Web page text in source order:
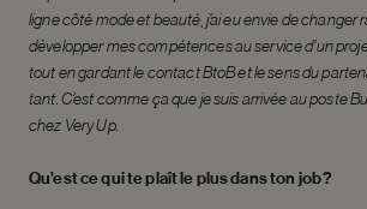
ligne côté mode et beauté, j’ai eu envie de changer
développer mes compétences au service d’un
tout en gardant le contact BtoB et le sens du
tant. C’est comme ça que je suis arrivée au poste
chez Very Up.
Qu’est ce qui te plaît le plus dans ton job ?